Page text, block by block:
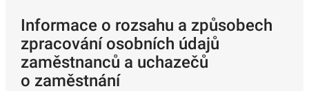
Informace o rozsahu a způsobech
zpracování osobních údajů
zaměstnanců a uchazečů
o zaměstnání